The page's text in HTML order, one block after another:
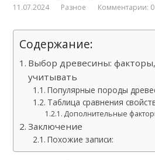
11.07.2024 Разное Комментарии: 0
Содержание:
Выбор древесины:
учитывать
Популярные породы
Таблица сравнения
Дополнительные
Заключение
Похожие записи: